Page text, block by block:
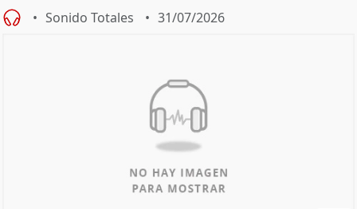
Sonido Totales 31/07/2026